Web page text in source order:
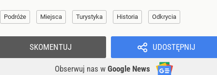
Podróże Miejsca Turystyka Historia Odkrycia
UDOSTĘPNIJ
Obserwuj nas w Google News
SKOMENTUJ